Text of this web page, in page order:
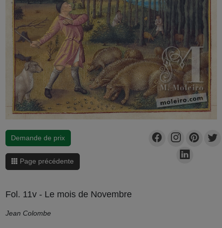
Demande de prix
Page précédente
Fol. 11v - Le mois de Novembre
Jean Colombe